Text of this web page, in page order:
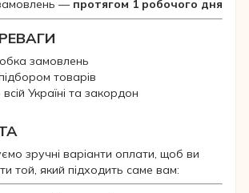
— протягом 1 робочого дня
замовлень
товарів
Україні та закордон
зручні варіанти оплати, щоб ви
той, який підходить саме вам: